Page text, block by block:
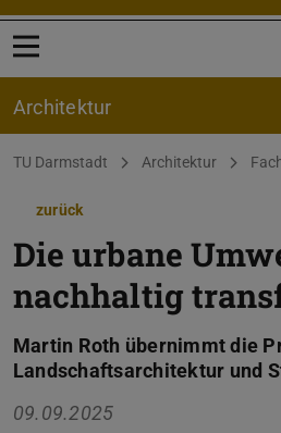
Menü öffnen
Architektur
Sie befinden sich hier:
TU Darmstadt Architektur
zurück
Die urbane
nachhaltig
Martin Roth übernimmt die
Landschaftsarchitektur und
09.09.2025